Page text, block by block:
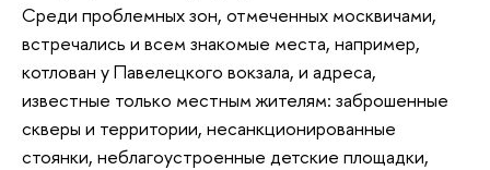
Среди проблемных зон, отмеченных москвичами,
встречались и всем знакомые места, например,
котлован у Павелецкого вокзала, и адреса,
известные только местным жителям: заброшенные
скверы и территории, несанкционированные
стоянки, неблагоустроенные детские площадки,